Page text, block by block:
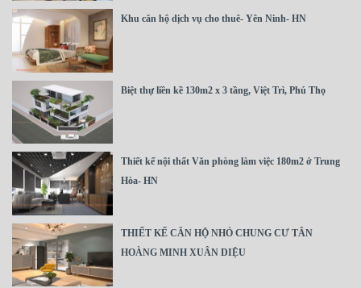
Khu căn hộ dịch vụ cho thuê- Yên Ninh- HN
Biệt thự liền kề 130m2 x 3 tầng, Việt Trì, Phú Thọ
Thiết kế nội thất Văn phòng làm việc 180m2 ở Trung
Hòa- HN
THIẾT KẾ CĂN HỘ NHỎ CHUNG CƯ TÂN
HOÀNG MINH XUÂN DIỆU